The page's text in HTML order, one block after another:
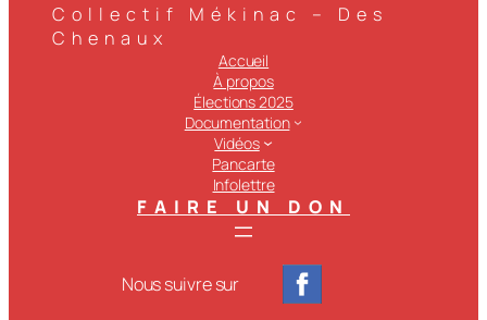
Collectif Mékinac – Des
Chenaux
Accueil
À propos
Élections 2025
Documentation
Vidéos
Pancarte
Infolettre
FAIRE UN DON
Nous suivre sur